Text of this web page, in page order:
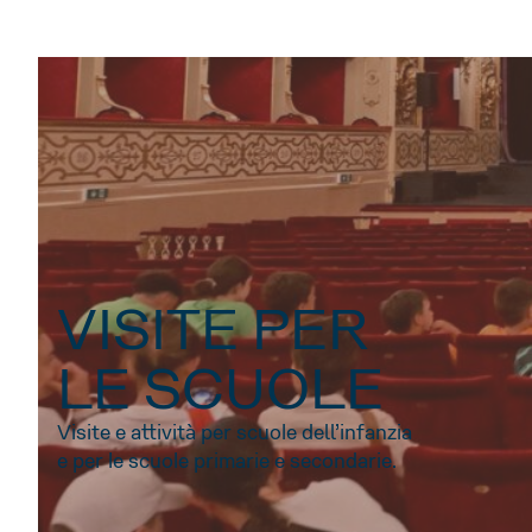
VISITE PER
LE SCUOLE
Visite e attività per scuole dell’infanzia
e per le scuole primarie e secondarie.